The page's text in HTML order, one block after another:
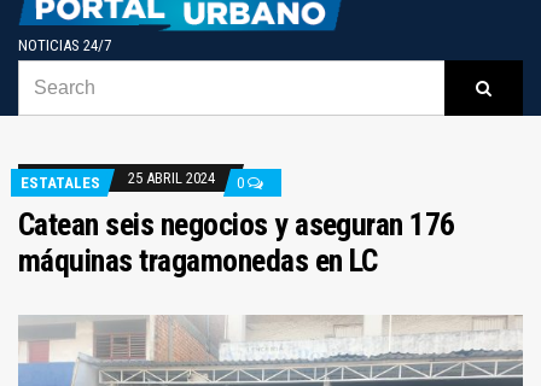
NOTICIAS 24/7
ESTATALES 25 ABRIL 2024 0
Catean seis negocios y aseguran 176
máquinas tragamonedas en LC